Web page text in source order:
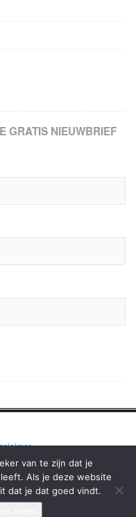
GRATIS NIEUWBRIEF
OVER MENTALE GEZONDHEID
van te zijn dat je
Als je deze website
dat je dat goed vindt.